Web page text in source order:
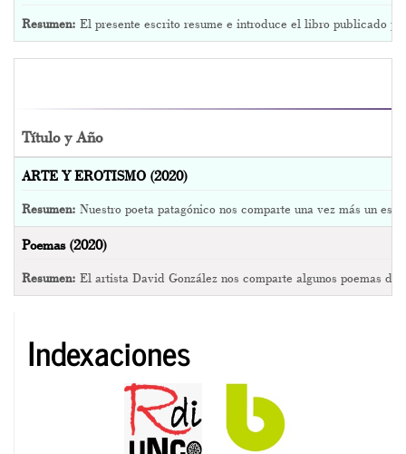
Resumen: El presente escrito resume e introduce el libro publicado
Título y Año
ARTE Y EROTISMO (2020)
Resumen: Nuestro poeta patagónico nos comparte una vez más un
Poemas (2020)
Resumen: El artista David González nos comparte algunos poemas de
Indexaciones